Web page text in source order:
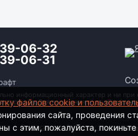
06-32
06-31
информационный характер и ни при
Для получения подробной
| Согласие на обработку
файлов cookie и
сайта, проведения
с этим, пожалуйста, покиньте